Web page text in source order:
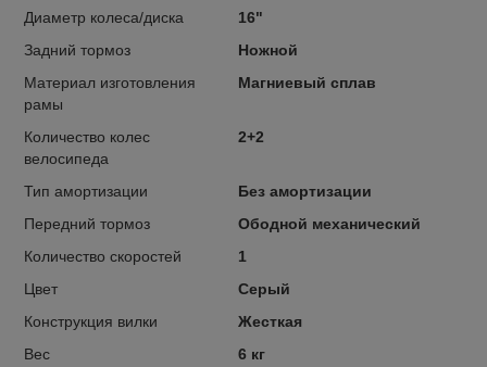
Диаметр колеса/диска
16"
Задний тормоз
Ножной
Материал изготовления
рамы
Магниевый сплав
Количество колес
велосипеда
2+2
Тип амортизации
Без амортизации
Передний тормоз
Ободной механический
Количество скоростей
1
Цвет
Серый
Конструкция вилки
Жесткая
Вес
6 кг